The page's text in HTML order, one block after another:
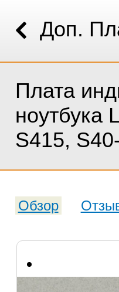
Доп.
Плата
ноутбука
S415,
Обзор